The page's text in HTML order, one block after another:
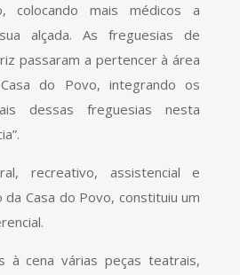
colocando mais médicos a
alçada. As freguesias de
passaram a pertencer à área
do Povo, integrando os
dessas freguesias nesta
recreativo, assistencial e
Casa do Povo, constituiu um
à cena várias peças teatrais,